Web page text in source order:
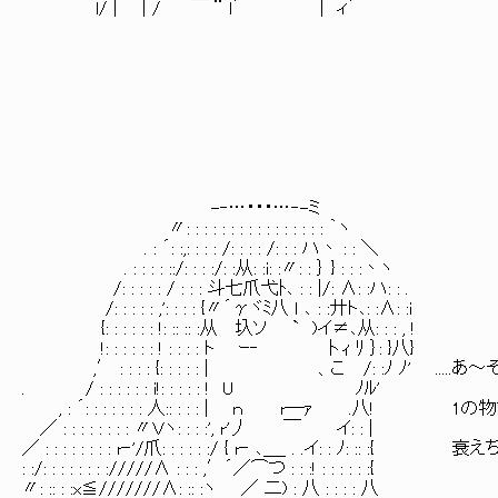
l/ | | / ￣ ¨ l´ | ィ´
-‐…・・・…‐-ミ
〃: : : : : : : : : : : : : : : : ｀ヽ
. : ´: :,: : : : /: : : : /: : : ハ丶 : : ＼
. : : : : ::/: : : :/: :从: :i: :〃: : ｝ } : : :丶ヽ
/: : : : : / : : : 斗七爪弋ﾄ､ : : |/: ∧: :ハ: : .
/: : : : : ,': : : : {〃´γヾﾐ八 ｌ ､ : :廾ト､: :∧: :i
{: : : : : : !: :: :: :从 圦ソ ` )イ≠､从: : : , !
!: : : : : : ! : : : : ト ｰ‐ 卜ｨ ﾘ ｝: }八}
,′ : : : : {: : : : : | 、こ /: :ﾉ ﾉ' .....あ～それ
. / : : : : : : i!: : : : : ! U ﾉﾙ'
, : ´: : : : : : : 人:: : : : | ｎ r―ｧ .八! 1の物語を
／ : : : : : : : : 〃Ｖヽ: : : :', r'丿 ￣ イ: : |
／ : : : : : : : : r‐'/爪: : : : : :/ { r‐ ､＿_ . .イ: : ﾉ: :: :{ 衰えち
: :/: : : : : : : ://///∧ : : : ,′´／⌒つ : : :! : : : : : :{
〃: :: : :x≦///////∧: :: :ヽ ／ 二) : 八 : : : : 八